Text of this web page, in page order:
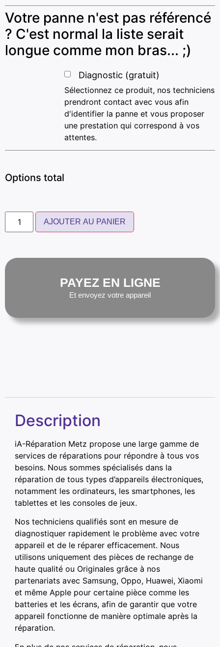
Votre panne n'est pas référencé
? C'est normal la liste serait
longue comme mon bras... ;)
Diagnostic (gratuit)
Sélectionnez ce produit, nos techniciens
prendront contact avec vous afin
d'identifier la panne et vous proposer
une prestation qui correspond à vos
attentes.
Options total
AJOUTER AU PANIER
PAYEZ EN LIGNE
Et envoyez votre appareil
Description
iA-Réparation Metz propose une large gamme de
services de réparations pour répondre à tous vos
besoins. Nous sommes spécialisés dans la
réparation de tous types d’appareils électroniques,
notamment les ordinateurs, les smartphones, les
tablettes et les consoles de jeux.
Nos techniciens qualifiés sont en mesure de
diagnostiquer rapidement le problème avec votre
appareil et de le réparer efficacement. Nous
utilisons uniquement des pièces de rechange de
haute qualité ou Originales grâce à nos
partenariats avec Samsung, Oppo, Huawei, Xiaomi
et même Apple pour certaine pièce comme les
batteries et les écrans, afin de garantir que votre
appareil fonctionne de manière optimale après la
réparation.